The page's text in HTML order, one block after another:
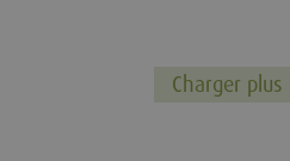
Charger plus